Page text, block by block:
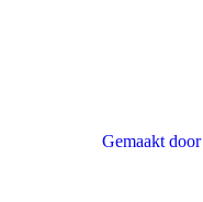
Gemaakt door